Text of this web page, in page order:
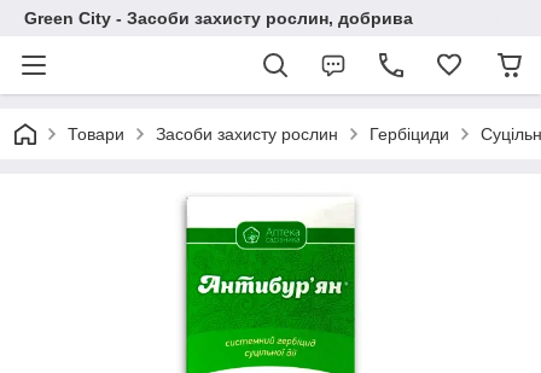
Green City - Засоби захисту рослин, добрива
Товари Засоби захисту рослин Гербіциди